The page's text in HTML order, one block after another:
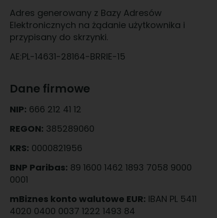
Adres generowany z Bazy Adresów
Elektronicznych na żądanie użytkownika i
przypisany do skrzynki.
AE:PL-14631-28164-BRRIE-15
Dane firmowe
NIP: 666 212 41 12
REGON: 385289060
KRS: 0000821956
BNP Paribas: 89 1600 1462 1893 7058 9000
0001
mBiznes konto walutowe EUR: IBAN PL 5411
4020 0400 0037 1222 1493 84